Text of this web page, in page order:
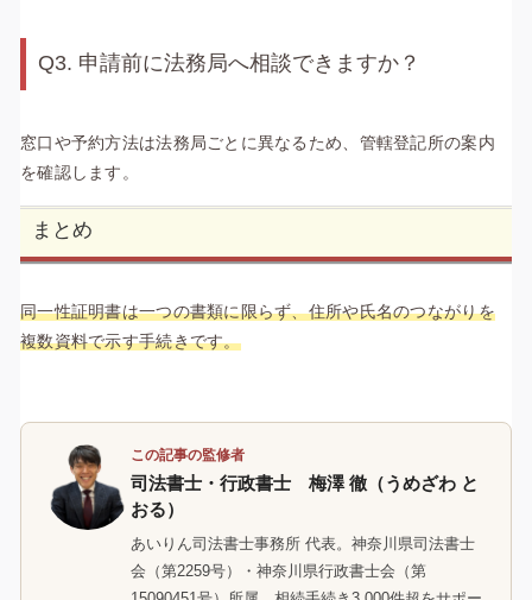
Q3. 申請前に法務局へ相談できますか？
窓口や予約方法は法務局ごとに異なるため、管轄登記所の案内
を確認します。
まとめ
同一性証明書は一つの書類に限らず、住所や氏名のつながりを
複数資料で示す手続きです。
この記事の監修者
司法書士・行政書士 梅澤 徹（うめざわ と
おる）
あいりん司法書士事務所 代表。神奈川県司法書士
会（第2259号）・神奈川県行政書士会（第